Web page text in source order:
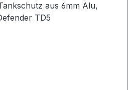
aus 6mm Alu,
TD5